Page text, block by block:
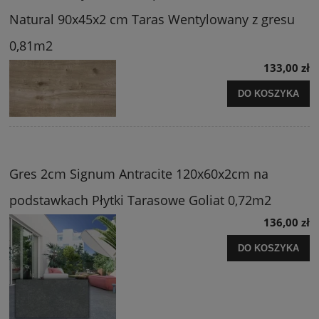
Natural 90x45x2 cm Taras Wentylowany z gresu
0,81m2
133,00 zł
DO KOSZYKA
Gres 2cm Signum Antracite 120x60x2cm na
podstawkach Płytki Tarasowe Goliat 0,72m2
136,00 zł
DO KOSZYKA